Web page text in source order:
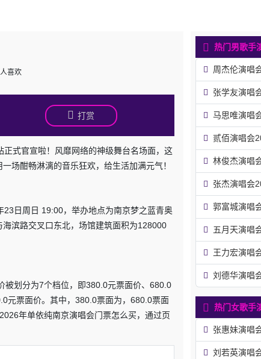
喜欢
打赏
式官宣啦！风靡网络的神级舞台名场面，这
场酣畅淋漓的音乐狂欢，给生活加满元气！
日周日 19:00，举办地点为南京梦之蓝青奥
滨路交叉口东北，场馆建筑面积为128000
被划分为7个档位，即380.0元票面价、680.0
元票面价。其中，380.0票面为，680.0票面
年单依纯南京演唱会门票怎么买，通过页
热门男歌手
周杰伦演唱
张学友演唱
马思唯演唱
贰佰演唱会
林俊杰演唱
张杰演唱会
郭富城演唱
五月天演唱
王力宏演唱
刘德华演唱
热门女歌手
张惠妹演唱
刘若英演唱